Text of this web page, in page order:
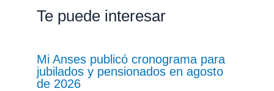
Te puede interesar
Mi Anses publicó cronograma para
jubilados y pensionados en agosto
de 2026